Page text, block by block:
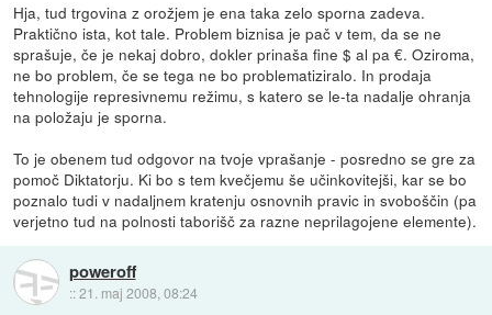
Hja, tud trgovina z orožjem je ena taka zelo sporna zadeva.
Praktično ista, kot tale. Problem biznisa je pač v tem, da se ne
sprašuje, če je nekaj dobro, dokler prinaša fine $ al pa €. Oziroma,
ne bo problem, če se tega ne bo problematiziralo. In prodaja
tehnologije represivnemu režimu, s katero se le-ta nadalje ohranja
na položaju je sporna.
To je obenem tud odgovor na tvoje vprašanje - posredno se gre za
pomoč Diktatorju. Ki bo s tem kvečjemu še učinkovitejši, kar se bo
poznalo tudi v nadaljnem kratenju osnovnih pravic in svoboščin (pa
verjetno tud na polnosti taborišč za razne neprilagojene elemente).
poweroff
::21. maj 2008, 08:24